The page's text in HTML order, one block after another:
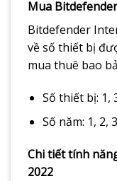
Mua
Bitdefender
về số thiết bị
mua thuê bao
Số thiết bị: 1,
Số năm: 1, 2,
Chi tiết tính
2022